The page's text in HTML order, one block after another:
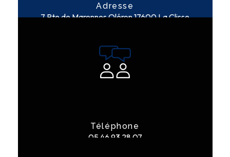
Adresse
7 Rte de Marennes Oléron17600 La Clisse
Téléphone
05 46 93 28 07